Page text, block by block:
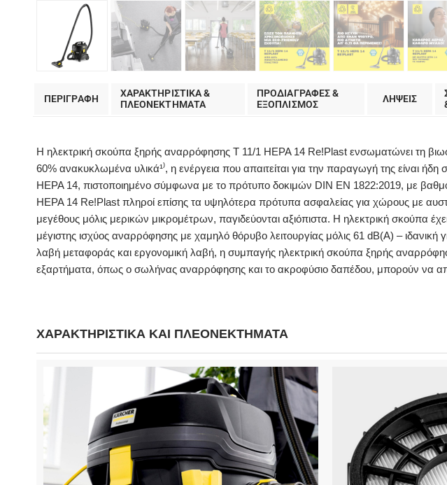
ΠΕΡΙΓΡΑΦΗ
ΧΑΡΑΚΤΗΡΙΣΤΙΚΑ &
ΠΛΕΟΝΕΚΤΗΜΑΤΑ
ΠΡΟΔΙΑΓΡΑΦΕΣ &
EΞΟΠΛΙΣΜΟΣ
ΛΗΨΕΙΣ
Η ηλεκτρική σκούπα ξηρής αναρρόφησης T 11/1 HEPA 14 Re!Plast ενσωματώνει τη
60% ανακυκλωμένα υλικά¹⁾, η ενέργεια που απαιτείται για την παραγωγή της είναι
HEPA 14, πιστοποιημένο σύμφωνα με το πρότυπο δοκιμών DIN EN 1822:2019, με
HEPA 14 Re!Plast πληροί επίσης τα υψηλότερα πρότυπα ασφαλείας για χώρους με
μεγέθους μόλις μερικών μικρομέτρων, παγιδεύονται αξιόπιστα. Η ηλεκτρική σκούπα
μέγιστης ισχύος αναρρόφησης με χαμηλό θόρυβο λειτουργίας μόλις 61 dB(A) –
λαβή μεταφοράς και εργονομική λαβή, η συμπαγής ηλεκτρική σκούπα ξηρής
εξαρτήματα, όπως ο σωλήνας αναρρόφησης και το ακροφύσιο δαπέδου, μπορούν να
ΧΑΡΑΚΤΗΡΙΣΤΙΚΑ ΚΑΙ ΠΛΕΟΝΕΚΤΗΜΑΤΑ